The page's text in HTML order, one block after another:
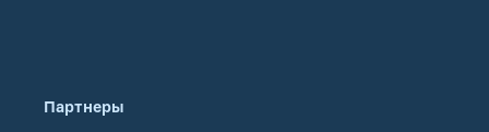
Партнеры